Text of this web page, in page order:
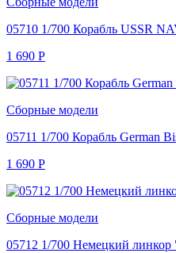
05710 1/700 Корабль USSR
1 690 Р
Сборные модели
05711 1/700 Корабль German
1 690 Р
Сборные модели
05712 1/700 Немецкий линкор